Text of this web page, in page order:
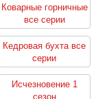
Коварные горничные
все серии
Кедровая бухта все
серии
Исчезновение 1
сезон